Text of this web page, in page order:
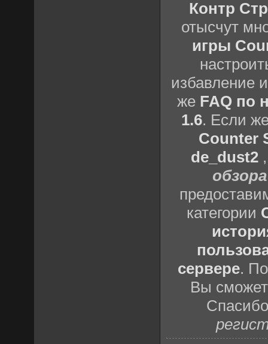
Контр
отысчут
игры
избавление
же FAQ по
1.6. Если
Counter
de_dust2
категории
сервере.
Вы